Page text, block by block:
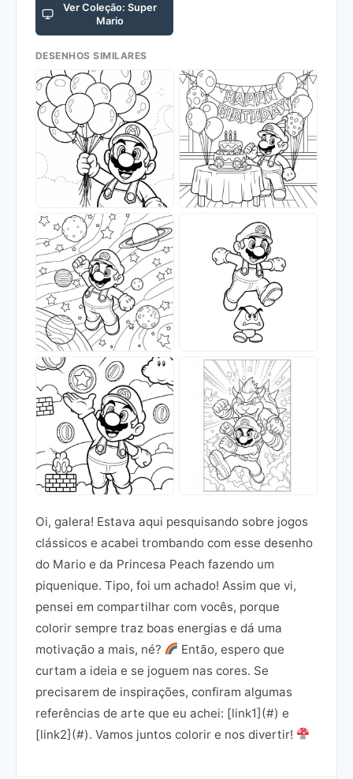
Ver Coleção: Super
Mario
DESENHOS SIMILARES
Oi, galera! Estava aqui pesquisando sobre jogos
clássicos e acabei trombando com esse desenho
do Mario e da Princesa Peach fazendo um
piquenique. Tipo, foi um achado! Assim que vi,
pensei em compartilhar com vocês, porque
colorir sempre traz boas energias e dá uma
motivação a mais, né?
Então, espero que
curtam a ideia e se joguem nas cores. Se
precisarem de inspirações, confiram algumas
referências de arte que eu achei: [link1](#) e
[link2](#). Vamos juntos colorir e nos divertir!